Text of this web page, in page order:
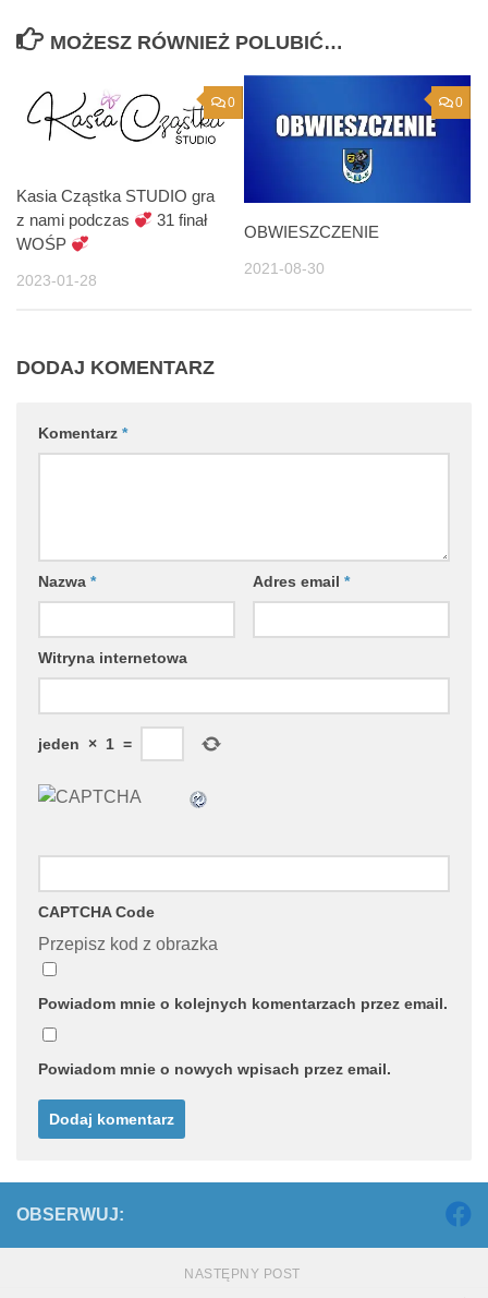
MOŻESZ RÓWNIEŻ POLUBIĆ…
0
Kasia Cząstka STUDIO gra
z nami podczas
31 finał
WOŚP
2023-01-28
0
OBWIESZCZENIE
2021-08-30
DODAJ KOMENTARZ
Komentarz *
Nazwa * Adres email *
Witryna internetowa
jeden × 1 =
CAPTCHA Code
Przepisz kod z obrazka
Powiadom mnie o kolejnych komentarzach przez email.
Powiadom mnie o nowych wpisach przez email.
OBSERWUJ:
NASTĘPNY POST